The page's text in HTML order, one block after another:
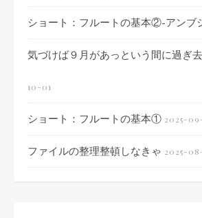
ショート：フルートの基本②-アンブ
気づけば９月があっという間に過ぎ
10-01
ショート：フルートの基本① 2025-
ファイルの整理整頓しなきゃ 2025-